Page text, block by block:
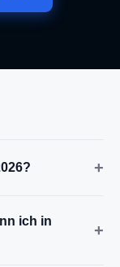
+
ich in
+